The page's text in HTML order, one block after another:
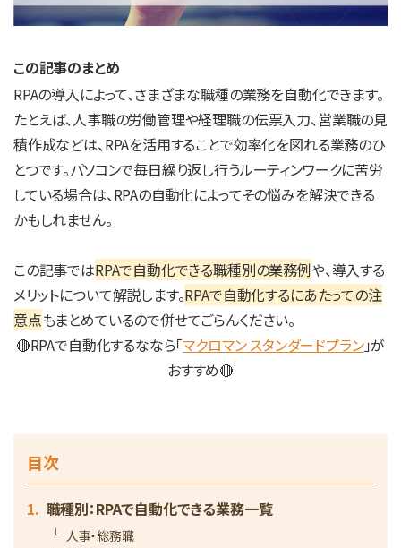
この記事のまとめ
RPAの導入によって、さまざまな職種の業務を自動化できます。
たとえば、人事職の労働管理や経理職の伝票入力、営業職の見
積作成などは、RPAを活用することで効率化を図れる業務のひ
とつです。パソコンで毎日繰り返し行うルーティンワークに苦労
している場合は、RPAの自動化によってその悩みを解決できる
かもしれません。
この記事ではRPAで自動化できる職種別の業務例や、導入する
メリットについて解説します。RPAで自動化するにあたっての注
意点もまとめているので併せてごらんください。
🔴RPAで自動化するななら「マクロマン スタンダードプラン」が
おすすめ🔴
目次
職種別：RPAで自動化できる業務一覧
人事・総務職